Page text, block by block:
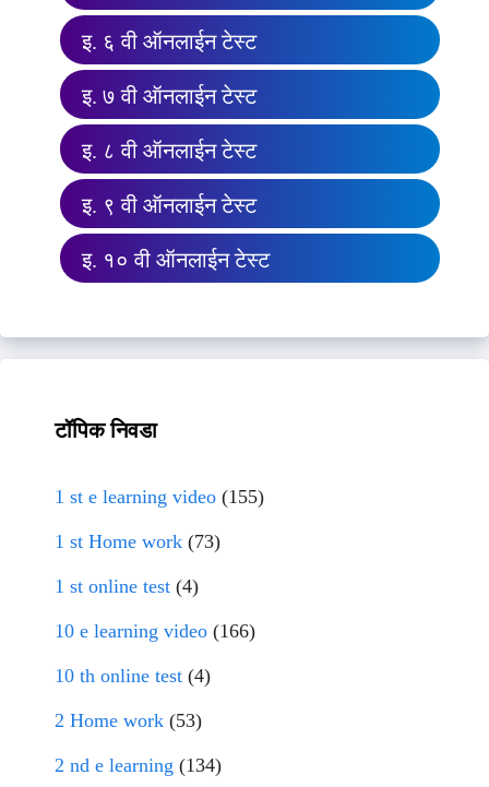
इ. ६ वी ऑनलाईन टेस्ट
इ. ७ वी ऑनलाईन टेस्ट
इ. ८ वी ऑनलाईन टेस्ट
इ. ९ वी ऑनलाईन टेस्ट
इ. १० वी ऑनलाईन टेस्ट
टॉपिक निवडा
1 st e learning video (155)
1 st Home work (73)
1 st online test (4)
10 e learning video (166)
10 th online test (4)
2 Home work (53)
2 nd e learning (134)